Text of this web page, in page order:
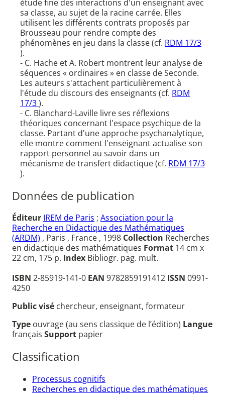
étude fine des interactions d'un enseignant avec
sa classe, au sujet de la racine carrée. Elles
utilisent les différents contrats proposés par
Brousseau pour rendre compte des
phénomènes en jeu dans la classe (cf. RDM 17/3
).
- C. Hache et A. Robert montrent leur analyse de
séquences « ordinaires » en classe de Seconde.
Les auteurs s'attachent particulièrement à
l'étude du discours des enseignants (cf. RDM
17/3).
- C. Blanchard-Laville livre ses réflexions
théoriques concernant l'espace psychique de la
classe. Partant d'une approche psychanalytique,
elle montre comment l'enseignant actualise son
rapport personnel au savoir dans un
mécanisme de transfert didactique (cf. RDM 17/3
).
Données de publication
Éditeur IREM de Paris ; Association pour la
Recherche en Didactique des Mathématiques
(ARDM) , Paris , France , 1998 Collection Recherches
en didactique des mathématiques Format 14 cm x
22 cm, 175 p. Index Bibliogr. pag. mult.
ISBN 2-85919-141-0 EAN 9782859191412 ISSN 0991-
4250
Public visé chercheur, enseignant, formateur
Type ouvrage (au sens classique de l’édition) Langue
français Support papier
Classification
Processus cognitifs
Recherches en didactique des mathématiques